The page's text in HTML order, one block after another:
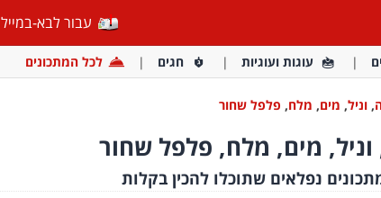
עבור לבא-במייל
עוגות ועוגיות חגים לכל המתכונים
, וניל, מים, מלח, פלפל שחור
וניל, מים, מלח, פלפל שחור
נפלאים שתוכלו להכין בקלות